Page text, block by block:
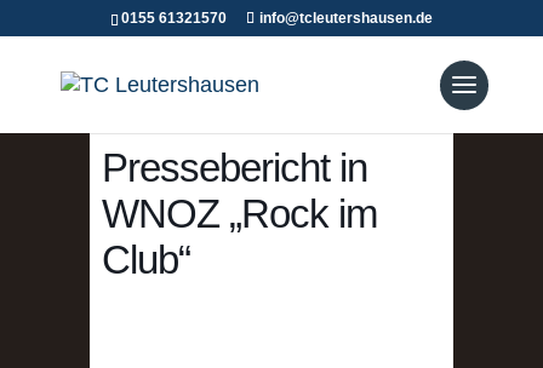
0155 61321570 info@tcleutershausen.de
Pressebericht in
WNOZ „Rock im
Club“